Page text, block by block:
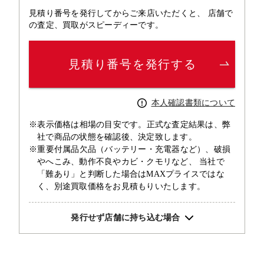
見積り番号を発行してからご来店いただくと、 店舗で
の査定、買取がスピーディーです。
見積り番号を発行する
本人確認書類について
※表示価格は相場の目安です。正式な査定結果は、弊
社で商品の状態を確認後、決定致します。
※重要付属品欠品（バッテリー・充電器など）、破損
やへこみ、動作不良やカビ・クモリなど、 当社で
「難あり」と判断した場合はMAXプライスではな
く、別途買取価格をお見積もりいたします。
発行せず店舗に持ち込む場合